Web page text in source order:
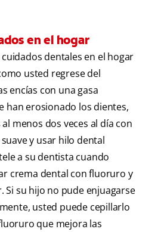
en el hogar
dentales en el hogar
usted regrese del
encías con una gasa
han erosionado los dientes,
menos dos veces al día con
y usar hilo dental
a su dentista cuando
crema dental con fluoruro y
Si su hijo no pude enjuagarse
usted puede cepillarlo
que mejora las